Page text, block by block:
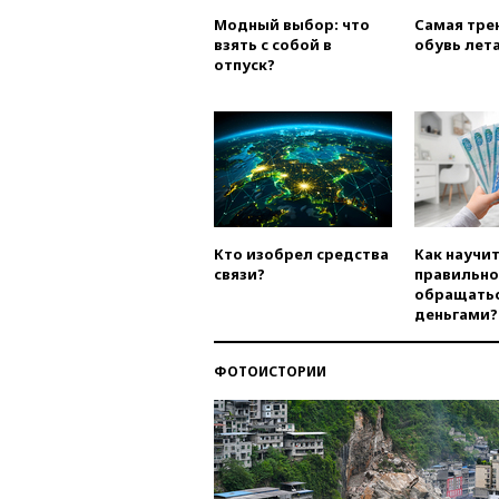
Модный выбор: что
взять с собой в
отпуск?
Самая
обувь
Кто изобрел средства
связи?
Как
правильно
деньгами?
ФОТОИСТОРИИ